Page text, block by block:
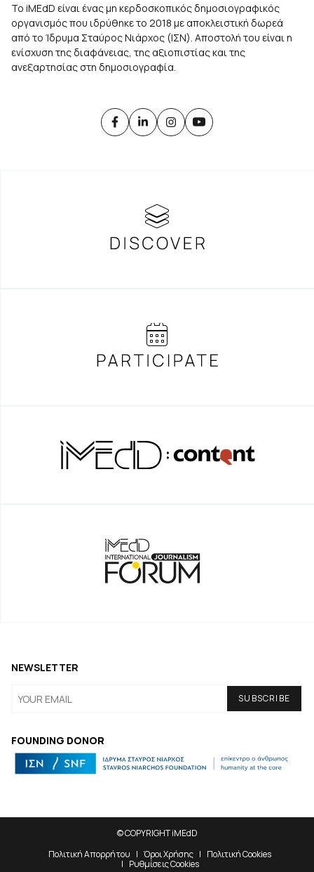
Το iMEdD είναι ένας μη κερδοσκοπικός δημοσιογραφικός
οργανισμός που ιδρύθηκε το 2018 με αποκλειστική δωρεά
από το Ίδρυμα Σταύρος Νιάρχος (ΙΣΝ). Αποστολή του είναι η
ενίσχυση της διαφάνειας, της αξιοπιστίας και της
ανεξαρτησίας στη δημοσιογραφία.
FOUNDING DONOR
NEWSLETTER
© COPYRIGHT iMEdD
Πολιτική Απορρήτου
Όροι Χρήσης
Πολιτική Cookies
Ρυθμίσεις Cookies